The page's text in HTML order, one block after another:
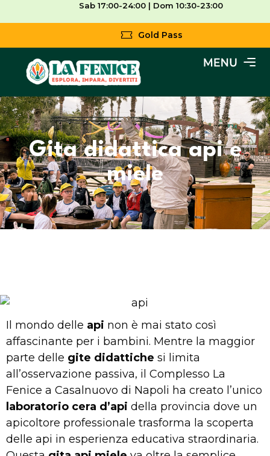
Sab 17:00-24:00 | Dom 10:30-23:00
Gold Pass
Gita didattica api e
miele
Il mondo delle api non è mai stato così
affascinante per i bambini. Mentre la maggior
parte delle gite didattiche si limita
all’osservazione passiva, il Complesso La
Fenice a Casalnuovo di Napoli ha creato l’unico
laboratorio cera d’api della provincia dove un
apicoltore professionale trasforma la scoperta
delle api in esperienza educativa straordinaria.